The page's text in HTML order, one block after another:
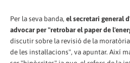
Per la seva banda, el secretari general
advocar per "retrobar el paper de
discutir sobre la revisió de la
de les instal·lacions", va apuntar. Així